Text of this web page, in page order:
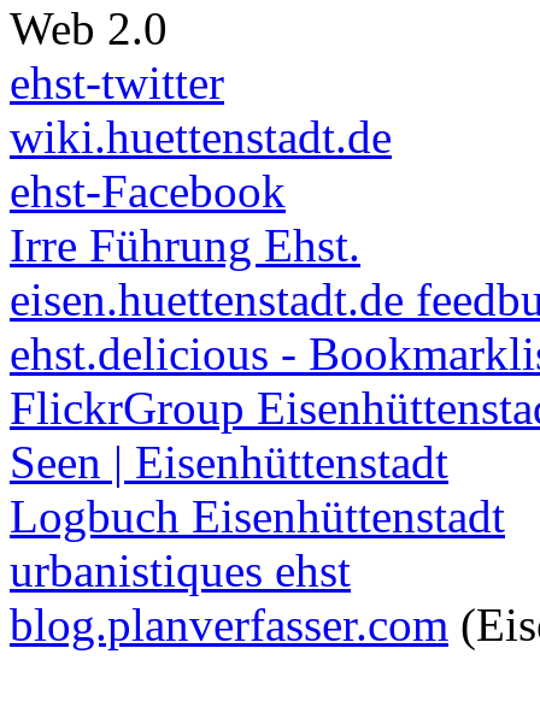
Web 2.0
ehst-twitter
wiki.huettenstadt.de
ehst-Facebook
Irre Führung Ehst.
eisen.huettenstadt.de
ehst.delicious -
FlickrGroup
Seen | Eisenhüttenstadt
Logbuch Eisenhüttenstadt
urbanistiques ehst
blog.planverfasser.com